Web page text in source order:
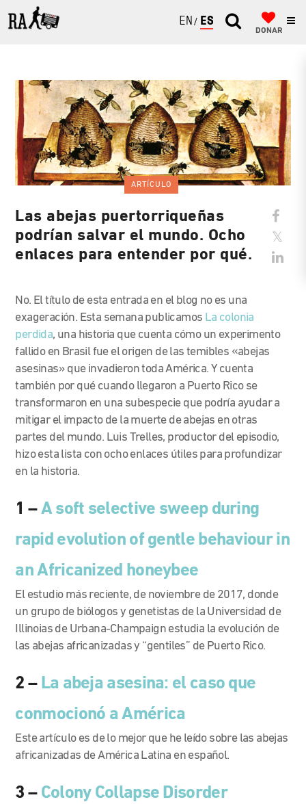
ENGLISH
ESPAÑOL
DONAR
ARTÍCULO
Las abejas puertorriqueñas
podrían salvar el mundo. Ocho
enlaces para entender por qué.
No. El título de esta entrada en el blog no es una
exageración. Esta semana publicamos La colonia
perdida, una historia que cuenta cómo un experimento
fallido en Brasil fue el origen de las temibles «abejas
asesinas» que invadieron toda América. Y cuenta
también por qué cuando llegaron a Puerto Rico se
transformaron en una subespecie que podría ayudar a
mitigar el impacto de la muerte de abejas en otras
partes del mundo. Luis Trelles, productor del episodio,
hizo esta lista con ocho enlaces útiles para profundizar
en la historia.
1 –A soft selective sweep during
rapid evolution of gentle behaviour in
an Africanized honeybee
El estudio más reciente, de noviembre de 2017, donde
un grupo de biólogos y genetistas de la Universidad de
Illinoias de Urbana-Champaign estudia la evolución de
las abejas africanizadas y “gentiles” de Puerto Rico.
2 – La abeja asesina: el caso que
conmocionó a América
Este artículo es de lo mejor que he leído sobre las abejas
africanizadas de América Latina en español.
3 – Colony Collapse Disorder